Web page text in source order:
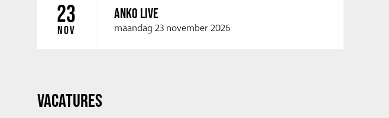
23
NOV
ANKO LIVE
maandag 23 november 2026
VACATURES